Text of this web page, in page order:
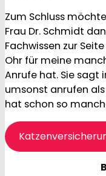
Zum Schluss
Frau Dr. Schmidt
Fachwissen zur
Ohr für meine
Anrufe hat. Sie sagt
umsonst anrufen
hat schon so